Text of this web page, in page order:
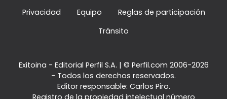
Privacidad
Equipo
Reglas de participación
Tránsito
Exitoina - Editorial Perfil S.A. | © Perfil.com 2006-2026
- Todos los derechos reservados.
Editor responsable: Carlos Piro.
Registro de la propiedad intelectual número